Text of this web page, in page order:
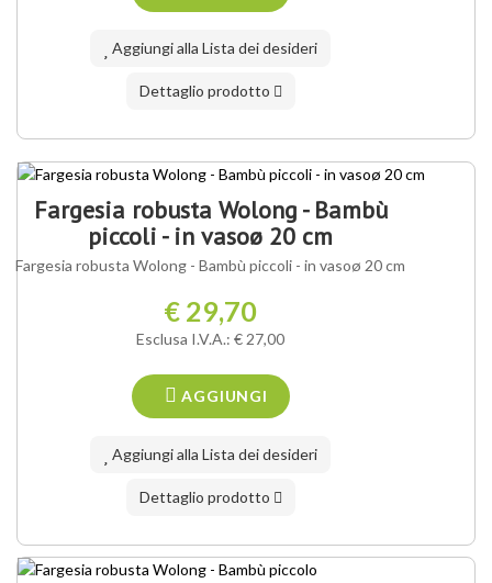
Aggiungi alla Lista dei desideri
Dettaglio prodotto
Fargesia robusta Wolong - Bambù
piccoli - in vasoø 20 cm
Fargesia robusta Wolong - Bambù piccoli - in vasoø 20 cm
€ 29,70
Esclusa I.V.A.: € 27,00
AGGIUNGI
Aggiungi alla Lista dei desideri
Dettaglio prodotto